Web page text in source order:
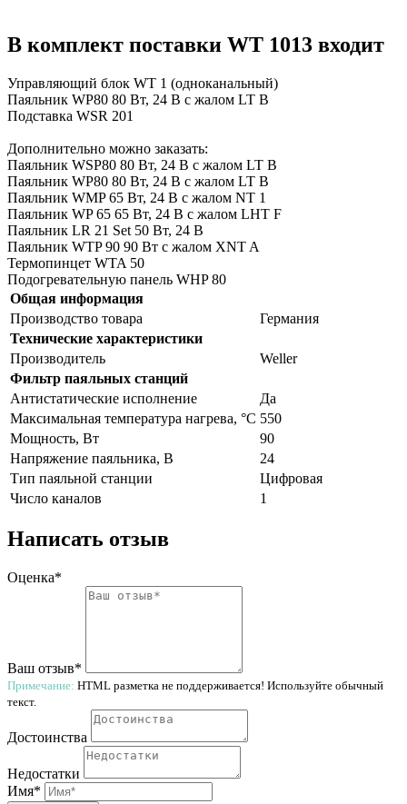
В комплект поставки WT 1013 входит
Управляющий блок WT 1 (одноканальный)
Паяльник WP80 80 Вт, 24 В с жалом LT B
Подставка WSR 201
Дополнительно можно заказать:
Паяльник WSP80 80 Вт, 24 В с жалом LT B
Паяльник WP80 80 Вт, 24 В с жалом LT B
Паяльник WMP 65 Вт, 24 В с жалом NT 1
Паяльник WP 65 65 Вт, 24 В с жалом LHT F
Паяльник LR 21 Set 50 Вт, 24 В
Паяльник WTP 90 90 Вт с жалом XNT A
Термопинцет WTA 50
Подогревательную панель WHP 80
Общая информация
Производство товара
Германия
Технические характеристики
Производитель
Weller
Фильтр паяльных станций
Антистатические исполнение
Да
Максимальная температура нагрева, °C 550
Мощность, Вт
90
Напряжение паяльника, В
24
Тип паяльной станции
Цифровая
Число каналов
1
Написать отзыв
Оценка*
Ваш отзыв*
Примечание: HTML разметка не поддерживается! Используйте обычный
текст.
Достоинства
Недостатки
Имя*